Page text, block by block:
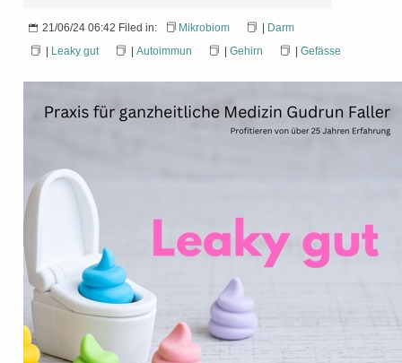
21/06/24 06:42 Filed in: Mikrobiom | Darm
| Leaky gut | Autoimmun | Gehirn | Gefässe